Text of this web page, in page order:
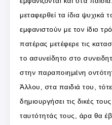
μεταφερθεί τα ίδια ψυχικά
εμφανιστούν με τον ίδιο
πατέρας μετέφερε τις
το ασυνείδητο στο
στην παραποιημένη
Άλλου, στα παιδιά του,
δημιουργήσει τις δικές
ταυτότητάς τους, άρα θα